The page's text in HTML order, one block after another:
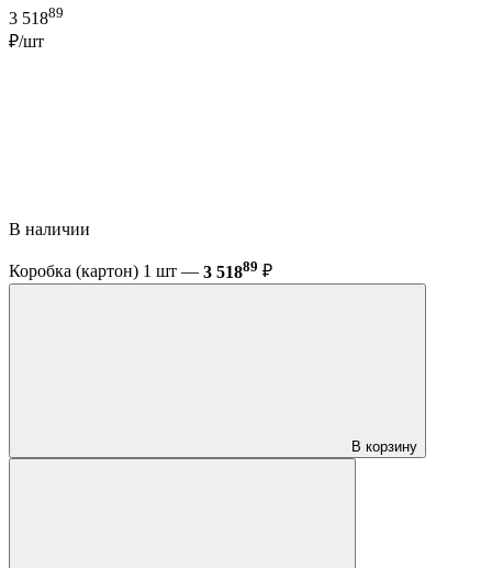
3 51889
₽/шт
В наличии
Коробка (картон) 1 шт — 3 51889 ₽
В корзину